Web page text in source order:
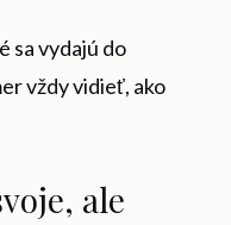
sa vydajú do
vždy vidieť, ako
ale